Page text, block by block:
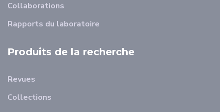
Collaborations
Rapports du laboratoire
Produits de la recherche
Revues
Collections